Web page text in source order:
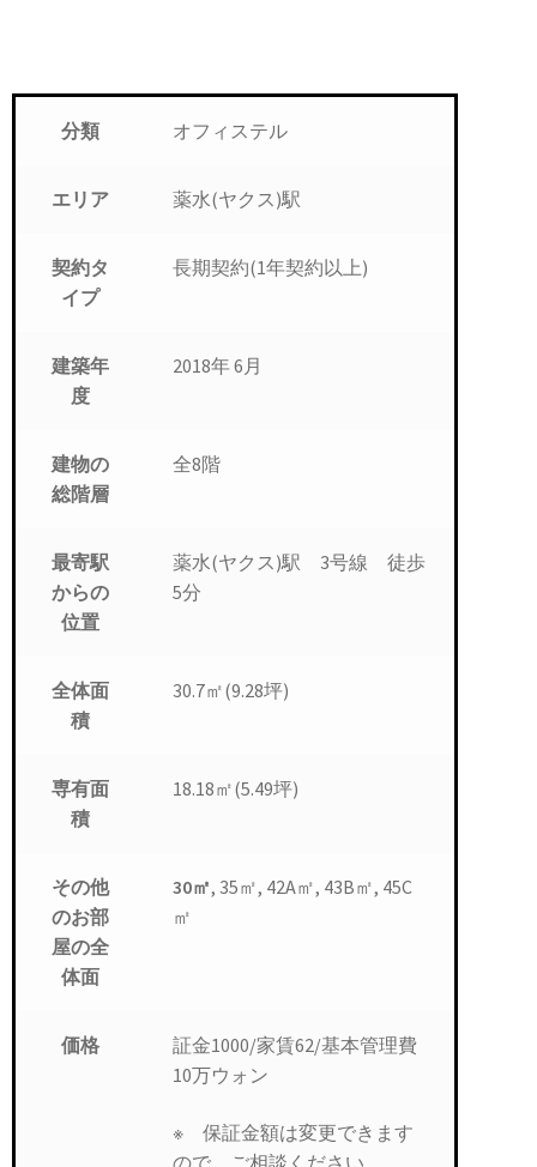
分類 オフィステル
エリア 薬水(ヤクス)駅
契約タ
イプ
長期契約(1年契約以上)
建築年
度
2018年 6月
建物の
総階層
全8階
最寄駅
からの
位置
薬水(ヤクス)駅 3号線 徒歩
5分
全体面
積
30.7㎡(9.28坪)
専有面
積
18.18㎡(5.49坪)
その他
のお部
屋の全
体面
30㎡, 35㎡, 42A㎡, 43B㎡, 45C
㎡
価格
証金1000/家賃62/基本管理費
10万ウォン
※ 保証金額は変更できます
ので、ご相談ください。